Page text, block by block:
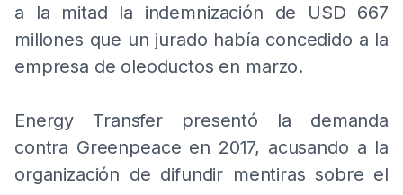
a la mitad la indemnización de USD 667
millones que un jurado había concedido a la
empresa de oleoductos en marzo.
Energy Transfer presentó la demanda
contra Greenpeace en 2017, acusando a la
organización de difundir mentiras sobre el